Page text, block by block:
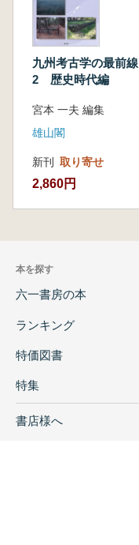
九州考古学の最前線
2 歴史時代編
宮本 一夫 編集
雄山閣
新刊 取り寄せ
2,860円
本を探す
六一書房の本
ランキング
特価図書
特集
書店様へ